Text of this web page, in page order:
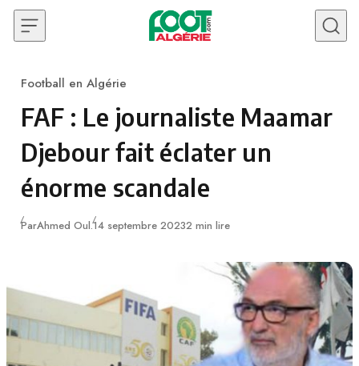
Skip to content
Category
Football en Algérie
FAF : Le journaliste Maamar
Djebour fait éclater un
énorme scandale
ParAhmed Oul.Publié
14 septembre 20232 min lire